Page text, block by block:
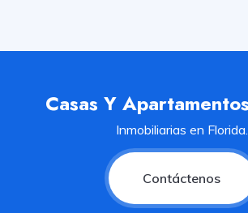
Casas Y
Inmobiliarias en Florida.
Contáctenos